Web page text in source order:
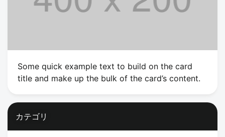
Some quick example text to build on the card
title and make up the bulk of the card’s content.
カテゴリ